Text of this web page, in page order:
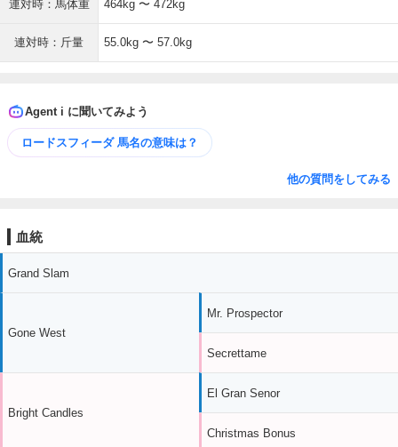
連対時：馬体重 464kg 〜 472kg
連対時：斤量 55.0kg 〜 57.0kg
Agent i に聞いてみよう
ロードスフィーダ 馬名の意味は？
他の質問をしてみる
血統
Grand Slam
Gone West
Bright Candles
Mr. Prospector
Secrettame
El Gran Senor
Christmas Bonus